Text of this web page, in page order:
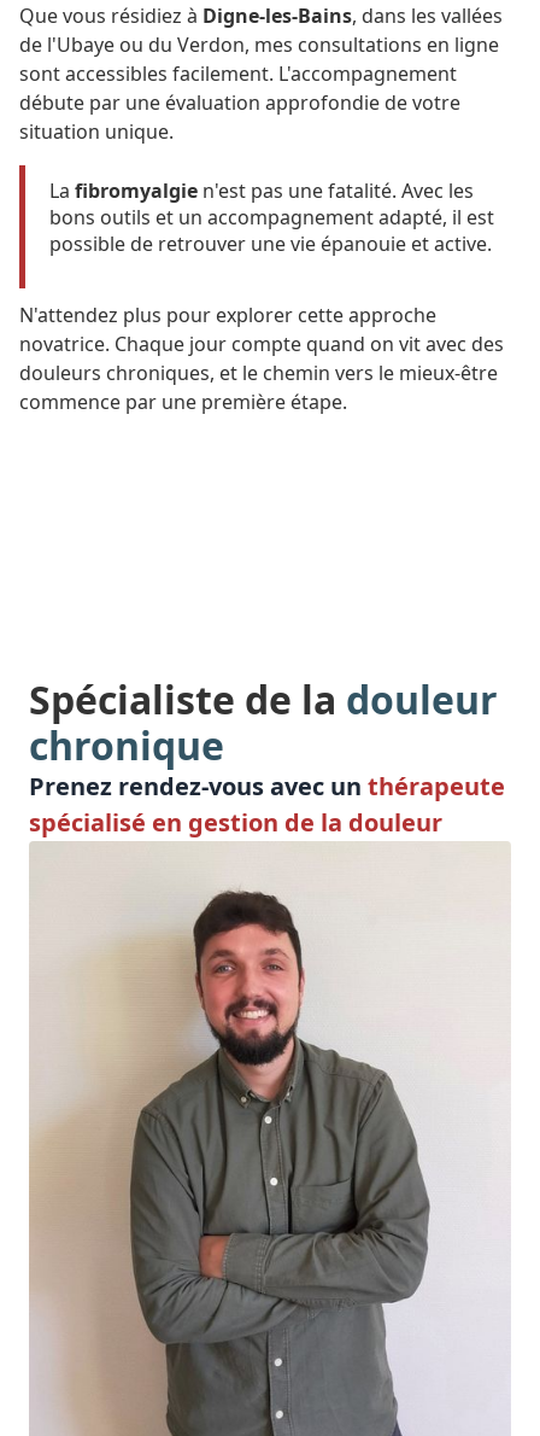
Que vous résidiez à Digne-les-Bains, dans les vallées
de l'Ubaye ou du Verdon, mes consultations en ligne
sont accessibles facilement. L'accompagnement
débute par une évaluation approfondie de votre
situation unique.
La fibromyalgie n'est pas une fatalité. Avec les
bons outils et un accompagnement adapté, il est
possible de retrouver une vie épanouie et active.
N'attendez plus pour explorer cette approche
novatrice. Chaque jour compte quand on vit avec des
douleurs chroniques, et le chemin vers le mieux-être
commence par une première étape.
Spécialiste de la douleur
chronique
Prenez rendez-vous avec un thérapeute
spécialisé en gestion de la douleur